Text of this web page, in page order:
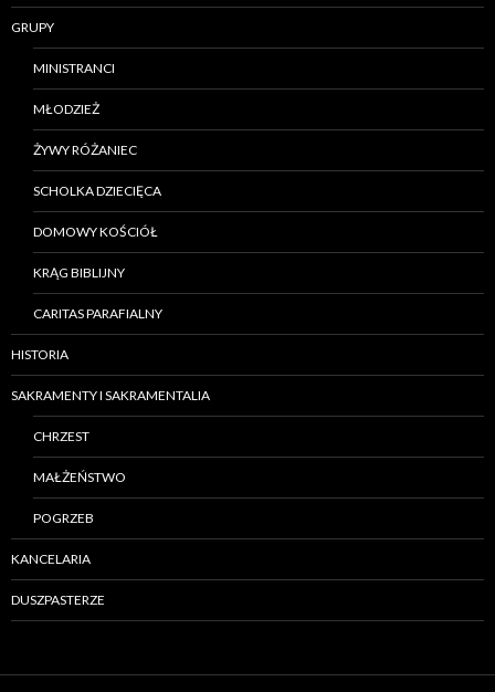
GRUPY
MINISTRANCI
MŁODZIEŻ
ŻYWY RÓŻANIEC
SCHOLKA DZIECIĘCA
DOMOWY KOŚCIÓŁ
KRĄG BIBLIJNY
CARITAS PARAFIALNY
HISTORIA
SAKRAMENTY I SAKRAMENTALIA
CHRZEST
MAŁŻEŃSTWO
POGRZEB
KANCELARIA
DUSZPASTERZE